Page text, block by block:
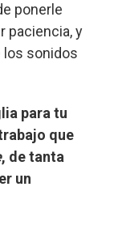
ponerle
paciencia, y
los sonidos
para tu
que
, de tanta
un